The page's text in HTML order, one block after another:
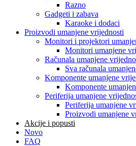
Razno
Gadgeti i zabava
Karaoke i dodaci
Proizvodi umanjene vrijednosti
Monitori i projektori
Monitori umanjene
Računala umanjene
Sva računala
Komponente umanjene
Komponente
Periferija umanjene
Periferija umanjene
Proizvodi umanjene
Akcije i popusti
Novo
FAQ